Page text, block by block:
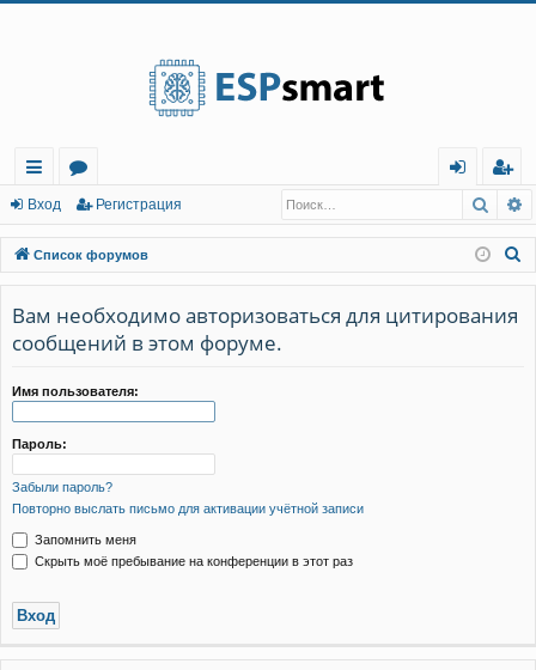
с
ы
лк
и
о
ру
м
ы
д
г
ис
тр
ац
Вход Регистрация
Список форумов
Вам необходимо авторизоваться для цитирования
сообщений в этом форуме.
Имя пользователя:
Пароль:
Забыли пароль?
Повторно выслать письмо для активации учётной записи
Запомнить меня
Скрыть моё пребывание на конференции в этот раз